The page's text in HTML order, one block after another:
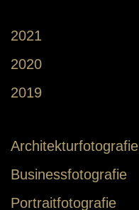
2021
2020
2019
Architekturfotografie
Businessfotografie
Portraitfotografie